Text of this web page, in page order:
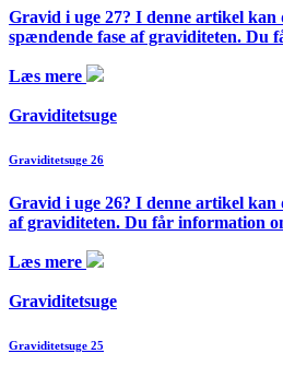
Gravid i uge 27? I denne artikel kan
spændende fase af graviditeten.
Læs mere
Graviditetsuge
Graviditetsuge 26
Gravid i uge 26? I denne artikel kan
af graviditeten. Du får information
Læs mere
Graviditetsuge
Graviditetsuge 25